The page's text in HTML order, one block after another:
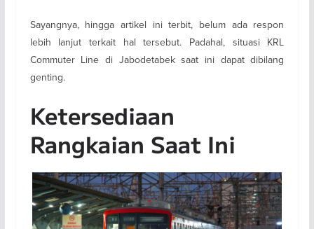
Sayangnya, hingga artikel ini terbit, belum ada respon
lebih lanjut terkait hal tersebut. Padahal, situasi KRL
Commuter Line di Jabodetabek saat ini dapat dibilang
genting.
Ketersediaan
Rangkaian Saat Ini